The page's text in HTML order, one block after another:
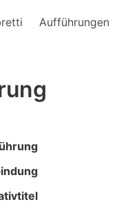
Aufführungen